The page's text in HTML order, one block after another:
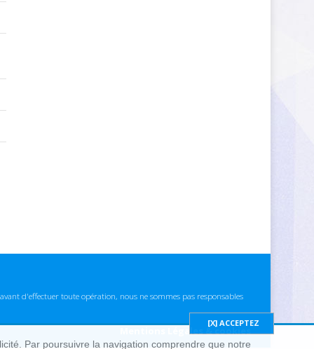
d'effectuer toute opération, nous ne sommes pas responsables
Mentions Légales & cookies
Par poursuivre la navigation comprendre que notre